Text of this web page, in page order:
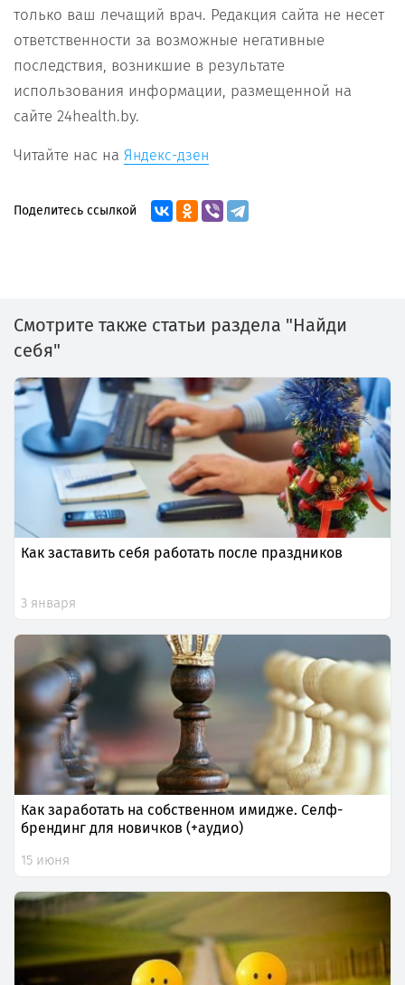
только ваш лечащий врач. Редакция сайта не несет
ответственности за возможные негативные
последствия, возникшие в результате
использования информации, размещенной на
сайте 24health.by.
Читайте нас на Яндекс-дзен
Поделитесь ссылкой
Смотрите также статьи раздела "Найди
себя"
Как заставить себя работать после праздников
3 января
Как заработать на собственном имидже. Селф-
брендинг для новичков (+аудио)
15 июня